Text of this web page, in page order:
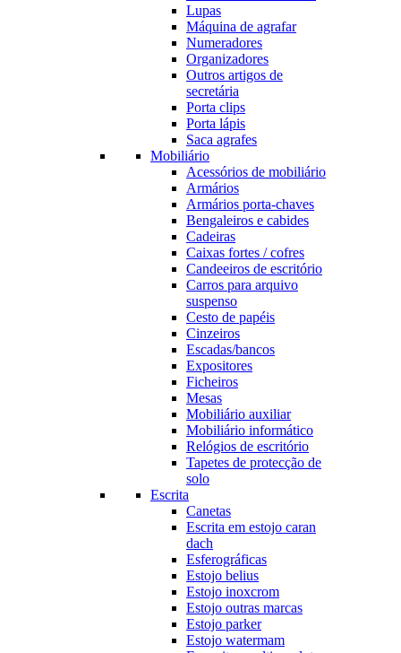
Lupas
Máquina de agrafar
Numeradores
Organizadores
Outros artigos de
secretária
Porta clips
Porta lápis
Saca agrafes
Mobiliário
Acessórios de mobiliário
Armários
Armários porta-chaves
Bengaleiros e cabides
Cadeiras
Caixas fortes / cofres
Candeeiros de escritório
Carros para arquivo
suspenso
Cesto de papéis
Cinzeiros
Escadas/bancos
Expositores
Ficheiros
Mesas
Mobiliário auxiliar
Mobiliário informático
Relógios de escritório
Tapetes de protecção de
solo
Escrita
Canetas
Escrita em estojo caran
dach
Esferográficas
Estojo belius
Estojo inoxcrom
Estojo outras marcas
Estojo parker
Estojo watermam